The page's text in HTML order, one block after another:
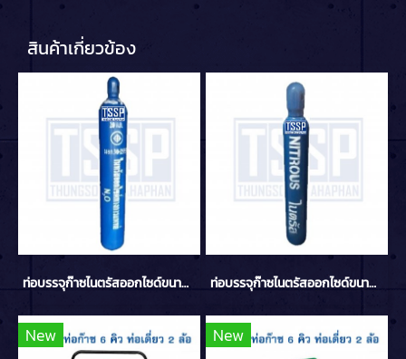
สินค้าเกี่ยวข้อง
ท่อบรรจุก๊าซไนตรัสออกไซด์ขนาด 6 คิว 40 ลิตร ท่อบรรจุก๊าซไนตรัสออกไซด์ขนาด 1.5 คิว 10 ลิตร
New New